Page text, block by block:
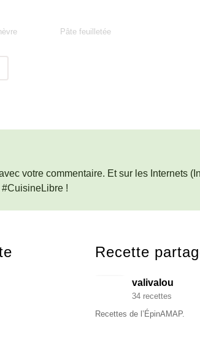
Pâte feuilletée
votre commentaire. Et sur les Internets
!
Recette
valivalou
34 recettes
Recettes de l’ÉpinAMAP.